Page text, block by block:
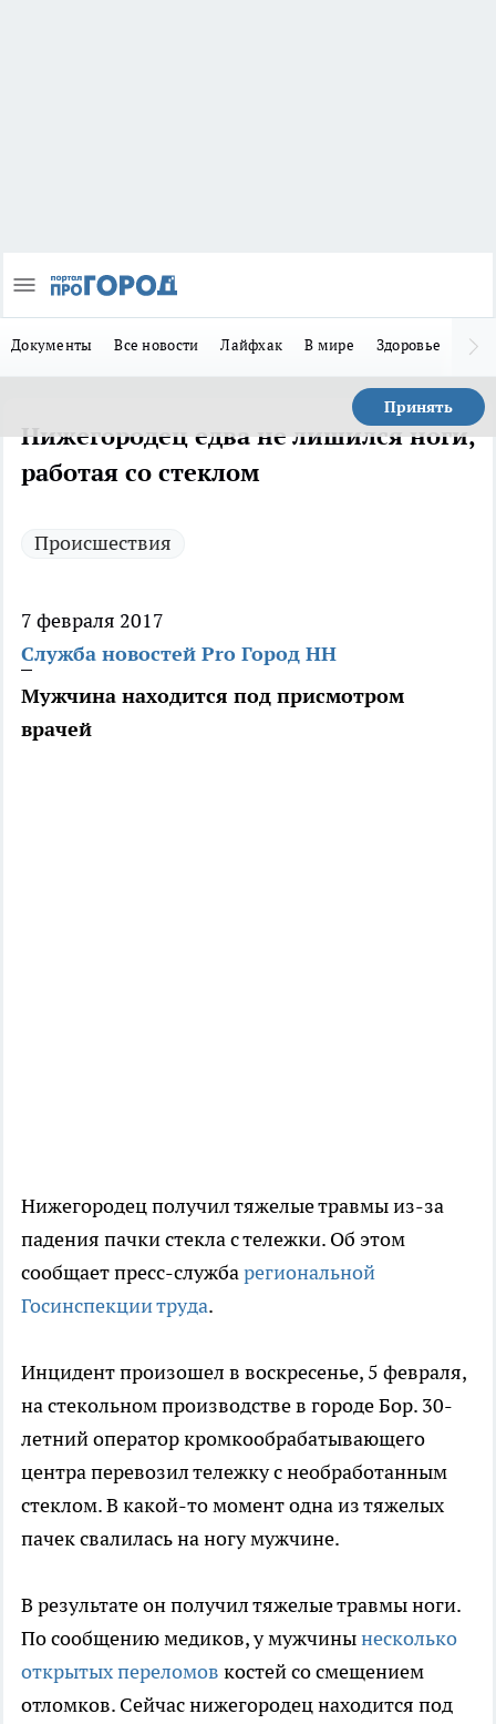
Документы Все новости Лайфхак В мире Здоровье
Принять
Нижегородец едва не лишился ноги,
работая со стеклом
Происшествия
7 февраля 2017
Служба новостей Pro Город НН
Мужчина находится под присмотром
врачей
Нижегородец получил тяжелые травмы из-за
падения пачки стекла с тележки. Об этом
сообщает пресс-службарегиональной
Госинспекции труда.
Инцидент произошел в воскресенье, 5 февраля,
на стекольном производстве в городе Бор. 30-
летний оператор кромкообрабатывающего
центра перевозил тележку с необработанным
стеклом. В какой-то момент одна из тяжелых
пачек свалилась на ногу мужчине.
В результате он получил тяжелые травмы ноги.
По сообщению медиков, у мужчинынесколько
открытых переломов костей со смещением
отломков. Сейчас нижегородец находится под